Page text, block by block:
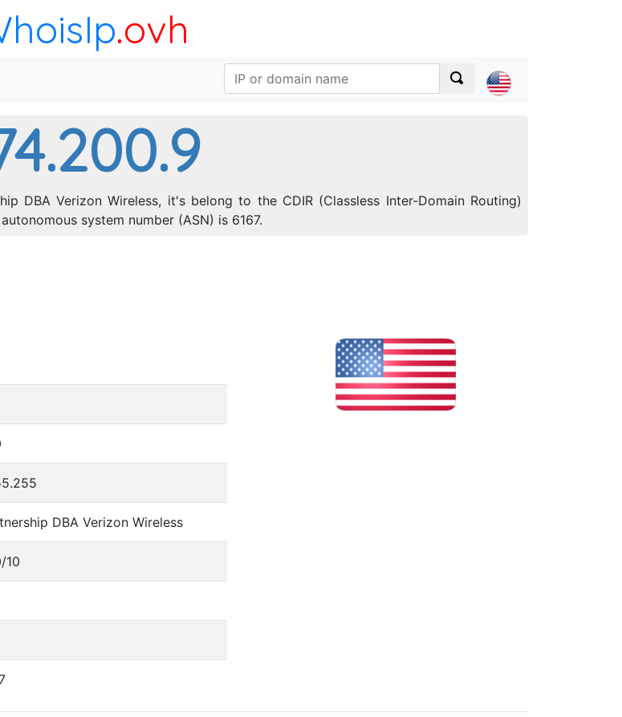
.ovh
DBA Verizon Wireless, it's belong to the CDIR (Classless Inter-Domain Routing)
system number (ASN) is 6167.
DBA Verizon Wireless
10